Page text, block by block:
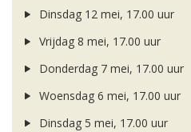
Dinsdag 12 mei, 17.00 uur
Vrijdag 8 mei, 17.00 uur
Donderdag 7 mei, 17.00 uur
Woensdag 6 mei, 17.00 uur
Dinsdag 5 mei, 17.00 uur